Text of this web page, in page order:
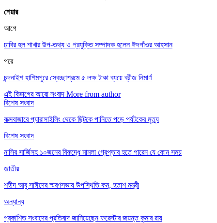
শেয়ার
আগে
ঢাবির হল শাখার উপ-তথ্য ও প্রযুক্তি সম্পাদক হলেন ঈদগাঁওর আহসান
পরে
চন্দনাইশ হাশিমপুরে স্বেচ্ছাশ্রমে ৫ লক্ষ টাকা ব্যয়ে ব্রীজ নিমার্ণ
এই বিভাগের আরো সংবাদ More from author
বিশেষ সংবাদ
কক্সবাজারে প্যারাসাইলিং থেকে ছিটকে পানিতে পড়ে পর্যটকের মৃত্যু
বিশেষ সংবাদ
নাসির সার্জিসহ ১০জনের বিরুদ্ধে মামলা গ্রেপ্তার হতে পারেন যে কোন সময়
জাতীয়
শহীদ আবু সাঈদের স্মরণসভায় উপস্থিতি কম, হতাশ মন্ত্রী
অন্যান্য
প্রকাশিত সংবাদের প্রতিবাদ জানিয়েছেন ফরেস্টার জয়ন্ত কুমার রায়